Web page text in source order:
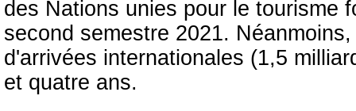
des Nations unies pour le tourisme
second semestre 2021.
d'arrivées internationales (1,5
et quatre ans.